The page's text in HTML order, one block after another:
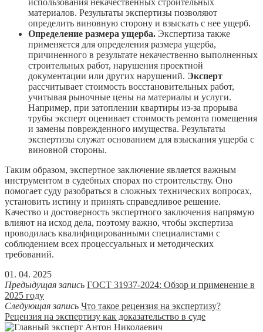
использования некачественных строительных
материалов. Результаты экспертизы позволяют
определить виновную сторону и взыскать с нее ущерб.
Определение размера ущерба. Экспертиза также
применяется для определения размера ущерба,
причиненного в результате некачественно выполненных
строительных работ, нарушения проектной
документации или других нарушений. Эксперт
рассчитывает стоимость восстановительных работ,
учитывая рыночные цены на материалы и услуги.
Например, при затоплении квартиры из-за прорыва
трубы эксперт оценивает стоимость ремонта помещения
и замены поврежденного имущества. Результаты
экспертизы служат основанием для взыскания ущерба с
виновной стороны.
Таким образом, экспертное заключение является важным
инструментом в судебных спорах по строительству. Оно
помогает суду разобраться в сложных технических вопросах,
установить истину и принять справедливое решение.
Качество и достоверность экспертного заключения напрямую
влияют на исход дела, поэтому важно, чтобы экспертиза
проводилась квалифицированными специалистами с
соблюдением всех процессуальных и методических
требований.
01. 04. 2025
Предыдущая запись ГОСТ 31937-2024: Обзор и применение в
2025 году
Следующая запись Что такое рецензия на экспертизу?
Рецензия на экспертизу как доказательство в суде